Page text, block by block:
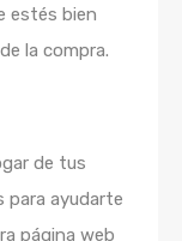
estés bien
la compra.
de tus
para ayudarte
página web